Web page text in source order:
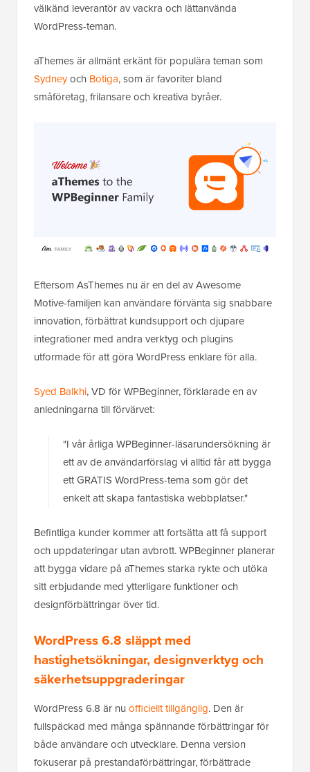
välkänd leverantör av vackra och lättanvända
WordPress-teman.
aThemes är allmänt erkänt för populära teman som
Sydneyoch Botiga, som är favoriter bland
småföretag, frilansare och kreativa byråer.
Eftersom AsThemes nu är en del av Awesome
Motive-familjen kan användare förvänta sig snabbare
innovation, förbättrat kundsupport och djupare
integrationer med andra verktyg och plugins
utformade för att göra WordPress enklare för alla.
Syed Balkhi, VD för WPBeginner, förklarade en av
anledningarna till förvärvet:
"I vår årliga WPBeginner-läsarundersökning är
ett av de användarförslag vi alltid får att bygga
ett GRATIS WordPress-tema som gör det
enkelt att skapa fantastiska webbplatser."
Befintliga kunder kommer att fortsätta att få support
och uppdateringar utan avbrott. WPBeginner planerar
att bygga vidare på aThemes starka rykte och utöka
sitt erbjudande med ytterligare funktioner och
designförbättringar över tid.
WordPress 6.8 släppt med
hastighetsökningar, designverktyg och
säkerhetsuppgraderingar
WordPress 6.8 är nu officiellt tillgänglig. Den är
fullspäckad med många spännande förbättringar för
både användare och utvecklare. Denna version
fokuserar på prestandaförbättringar, förbättrade